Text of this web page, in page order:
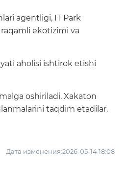
agentligi, IT Park
ekotizimi va
aholisi ishtirok etishi
oshiriladi. Xakaton
taqdim etadilar.
Дата изменения:2026-05-14 18:08